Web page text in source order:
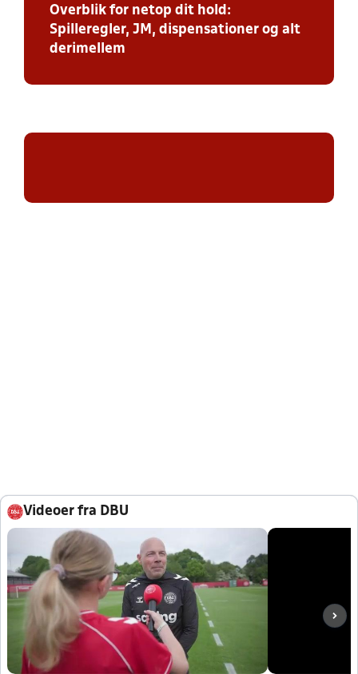
Overblik for netop dit hold:
Spilleregler, JM, dispensationer og alt
derimellem
Videoer fra DBU